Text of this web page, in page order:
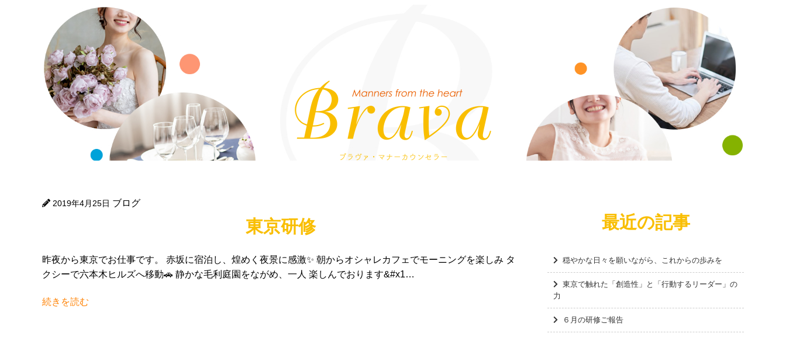
2019年4月25日 ブログ
東京研修
昨夜から東京でお仕事です。 赤坂に宿泊し、煌めく夜景に感激✨ 朝からオシャレカフェでモーニングを楽しみ タ
クシーで六本木ヒルズへ移動🚗 静かな毛利庭園をながめ、一人 楽しんでおります&#x1…
続きを読む
最近の記事
穏やかな日々を願いながら、これからの歩みを
東京で触れた「創造性」と「行動するリーダー」の
力
６月の研修ご報告